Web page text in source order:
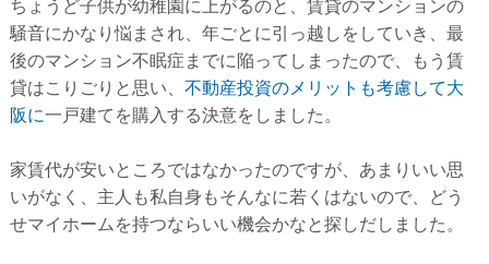
騒音にかなり悩まされ、年ごとに引っ越しをしていき、最
後のマンション不眠症までに陥ってしまったので、もう賃
貸はこりごりと思い、 不動産投資のメリットも考慮して大
阪に一戸建てを購入する決意をしました。
家賃代が安いところではなかったのですが、あまりいい思
いがなく、主人も私自身もそんなに若くはないので、どう
せマイホームを持つならいい機会かなと探しだしました。